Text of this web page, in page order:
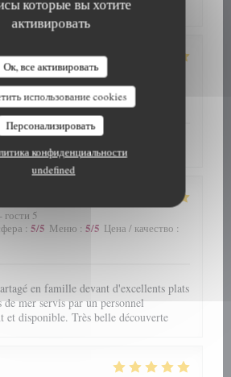
активировать
Ок, все активировать
использование cookies
Персонализировать
конфиденциальности
undefined
au top
гости 4
:5/5 Меню:5/5 Цена / качество
en vooral lekker
гости 5
: 5/5 Меню : 5/5 Цена / качество :
en famille devant d'excellents plats
mer servis par un personnel
et disponible. Très belle découverte